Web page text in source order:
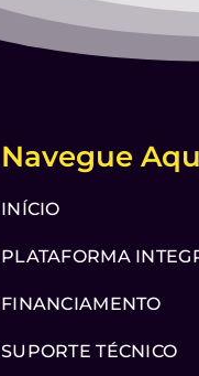
Navegue
INÍCIO
PLATAFORMA
FINANCIAMENTO
SUPORTE TÉCNICO